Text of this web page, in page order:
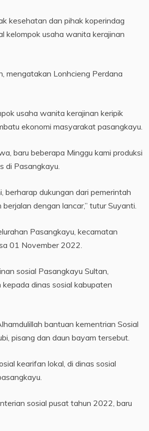
kesehatan dan pihak koperindag
kelompok usaha wanita kerajinan
mengatakan Lonhcieng Perdana
usaha wanita kerajinan keripik
ekonomi masyarakat pasangkayu.
baru beberapa Minggu kami produksi
di Pasangkayu.
berharap dukungan dari pemerintah
dengan lancar,” tutur Suyanti.
Pasangkayu, kecamatan
01 November 2022.
sosial Pasangkayu Sultan,
dinas sosial kabupaten
bantuan kementrian Sosial
pisang dan daun bayam tersebut.
kearifan lokal, di dinas sosial
sosial pusat tahun 2022, baru